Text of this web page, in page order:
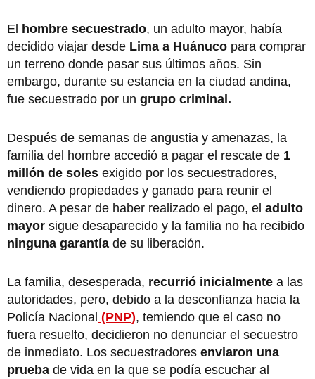
El hombre secuestrado, un adulto mayor, había
decidido viajar desde Lima a Huánuco para comprar
un terreno donde pasar sus últimos años. Sin
embargo, durante su estancia en la ciudad andina,
fue secuestrado por un grupo criminal.
Después de semanas de angustia y amenazas, la
familia del hombre accedió a pagar el rescate de 1
millón de soles exigido por los secuestradores,
vendiendo propiedades y ganado para reunir el
dinero. A pesar de haber realizado el pago, el adulto
mayor sigue desaparecido y la familia no ha recibido
ninguna garantía de su liberación.
La familia, desesperada, recurrió inicialmente a las
autoridades, pero, debido a la desconfianza hacia la
Policía Nacional (PNP), temiendo que el caso no
fuera resuelto, decidieron no denunciar el secuestro
de inmediato. Los secuestradores enviaron una
prueba de vida en la que se podía escuchar al